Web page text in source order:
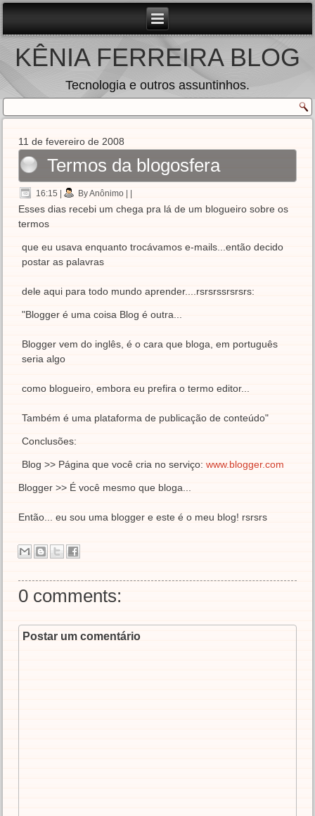
KÊNIA FERREIRA BLOG
Tecnologia e outros assuntinhos.
11 de fevereiro de 2008
Termos da blogosfera
16:15 | By Anônimo
Esses dias recebi um chega pra lá de um blogueiro sobre os
termos
que eu usava enquanto trocávamos e-mails...então decido
postar as palavras
dele aqui para todo mundo aprender....rsrsrssrsrsrs:
"Blogger é uma coisa Blog é outra...
Blogger vem do inglês, é o cara que bloga, em português
seria algo
como blogueiro, embora eu prefira o termo editor...
Também é uma plataforma de publicação de conteúdo"
Conclusões:
Blog >> Página que você cria no serviço:www.blogger.com
Blogger >> É você mesmo que bloga...
Então... eu sou uma blogger e este é o meu blog! rsrsrs
0 comments:
Postar um comentário